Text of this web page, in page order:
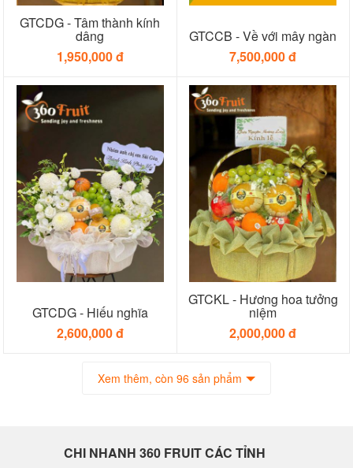
GTCDG - Tâm thành kính
dâng
1,950,000 đ
GTCCB - Về với mây ngàn
7,500,000 đ
GTCDG - Hiếu nghĩa
2,600,000 đ
GTCKL - Hương hoa tưởng
niệm
2,000,000 đ
Xem thêm, còn 96 sản phẩm
CHI NHANH 360 FRUIT CÁC TỈNH